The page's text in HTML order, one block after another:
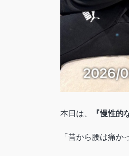
本日は、 『慢性
「昔から腰は痛